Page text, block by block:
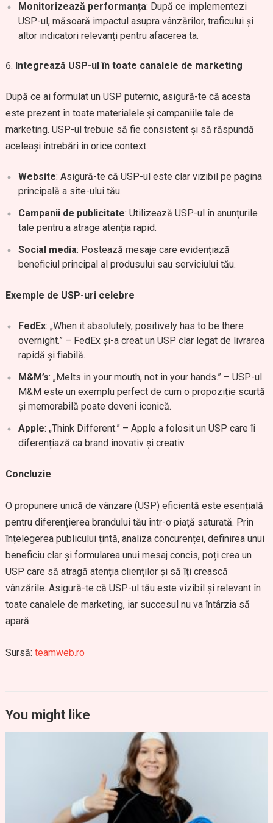
Monitorizează performanța: După ce implementezi
USP-ul, măsoară impactul asupra vânzărilor, traficului și
altor indicatori relevanți pentru afacerea ta.
Integrează USP-ul în toate canalele de marketing
După ce ai formulat un USP puternic, asigură-te că acesta
este prezent în toate materialele și campaniile tale de
marketing. USP-ul trebuie să fie consistent și să răspundă
aceleași întrebări în orice context.
Website: Asigură-te că USP-ul este clar vizibil pe pagina
principală a site-ului tău.
Campanii de publicitate: Utilizează USP-ul în anunțurile
tale pentru a atrage atenția rapid.
Social media: Postează mesaje care evidențiază
beneficiul principal al produsului sau serviciului tău.
Exemple de USP-uri celebre
FedEx: „When it absolutely, positively has to be there
overnight.” – FedEx și-a creat un USP clar legat de livrarea
rapidă și fiabilă.
M&M’s: „Melts in your mouth, not in your hands.” – USP-ul
M&M este un exemplu perfect de cum o propoziție scurtă
și memorabilă poate deveni iconică.
Apple: „Think Different.” – Apple a folosit un USP care îi
diferențiază ca brand inovativ și creativ.
Concluzie
O propunere unică de vânzare (USP) eficientă este esențială
pentru diferențierea brandului tău într-o piață saturată. Prin
înțelegerea publicului țintă, analiza concurenței, definirea unui
beneficiu clar și formularea unui mesaj concis, poți crea un
USP care să atragă atenția clienților și să îți crească
vânzările. Asigură-te că USP-ul tău este vizibil și relevant în
toate canalele de marketing, iar succesul nu va întârzia să
apară.
Sursă: teamweb.ro
You might like